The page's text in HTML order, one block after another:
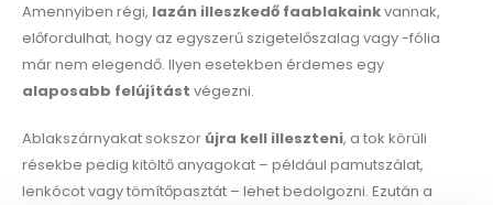
Amennyiben régi, lazán illeszkedő faablakainkvannak,
előfordulhat, hogy az egyszerű szigetelőszalag vagy -fólia
már nem elegendő. Ilyen esetekben érdemes egy
alaposabb felújítást végezni.
Ablakszárnyakat sokszor újra kell illeszteni, a tok körüli
résekbe pedig kitöltő anyagokat – például pamutszálat,
lenkócot vagy tömítőpasztát – lehet bedolgozni. Ezután a